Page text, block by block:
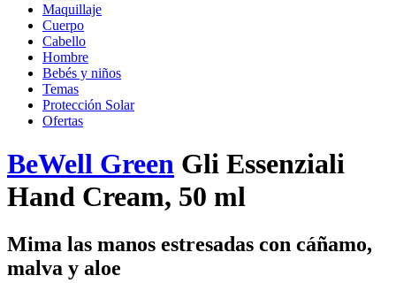
Maquillaje
Cuerpo
Cabello
Hombre
Bebés y niños
Temas
Protección Solar
Ofertas
BeWell Green Gli Essenziali
Hand Cream, 50 ml
Mima las manos estresadas con cáñamo,
malva y aloe